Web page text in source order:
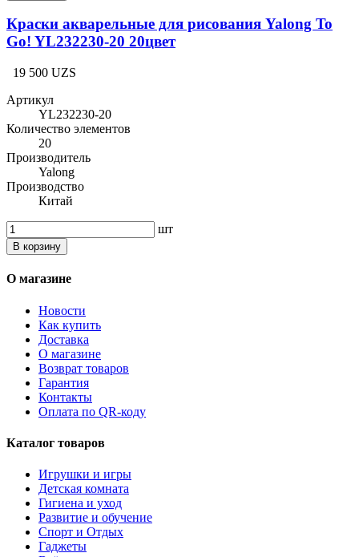
Краски акварельные для рисования Yalong To
Go! YL232230-20 20цвет
19 500 UZS
Артикул
YL232230-20
Количество элементов
20
Производитель
Yalong
Производство
Китай
шт
В корзину
О магазине
Новости
Как купить
Доставка
О магазине
Возврат товаров
Гарантия
Контакты
Оплата по QR-коду
Каталог товаров
Игрушки и игры
Детская комната
Гигиена и уход
Развитие и обучение
Спорт и Отдых
Гаджеты